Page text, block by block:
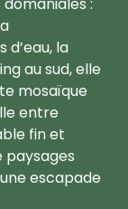
la
au sud, elle
mosaïque
entre
fin et
paysages
escapade